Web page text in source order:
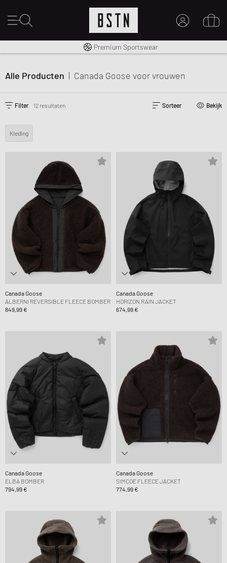
MIJN ACCOUNT
MAAK EEN ACCOUNT AAN
Gratis verzending naar NL vanaf € 100
Premium Sportswear
Alle Producten | Canada Goose voor vrouwen
Filter 12 resultaten Sorteer Bekijk
Kleding
Canada Goose
ALBERNI REVERSIBLE FLEECE BOMBER
849,99 €
Canada Goose
HORIZON RAIN JACKET
674,99 €
Canada Goose
ELBA BOMBER
794,99 €
Canada Goose
SIMCOE FLEECE JACKET
774,99 €